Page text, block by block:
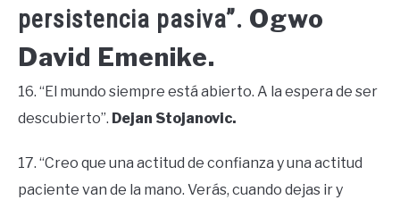
persistencia pasiva”. Ogwo
David Emenike.
16. “El mundo siempre está abierto. A la espera de ser
descubierto”. Dejan Stojanovic.
17. “Creo que una actitud de confianza y una actitud
paciente van de la mano. Verás, cuando dejas ir y